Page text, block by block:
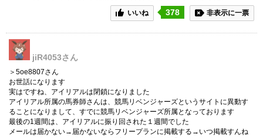
いいね 378 非表示に一票
jiR4053さん
＞5oe8807さん
お世話になります
実はですね、アイリアルは閉鎖になりました
アイリアル所属の馬券師さんは、競馬リベンジャーズというサイトに異動す
ることになりまして、すでに競馬リベンジャーズ所属となっております
最後の1週間は、アイリアルに振り回された１週間でした
メールは届かない→届かないならフリープランに掲載する→いつ掲載すんね